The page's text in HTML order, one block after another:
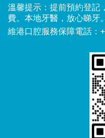
溫馨提示：提前預約登記
費。本地牙醫，放心睇牙
維港口腔服務保障電話：